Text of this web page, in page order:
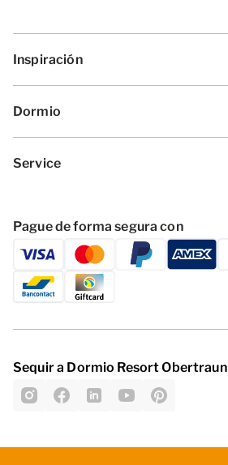
Inspiración
Dormio
Service
Pague de forma segura con
Sequir a Dormio Resort Obertraun